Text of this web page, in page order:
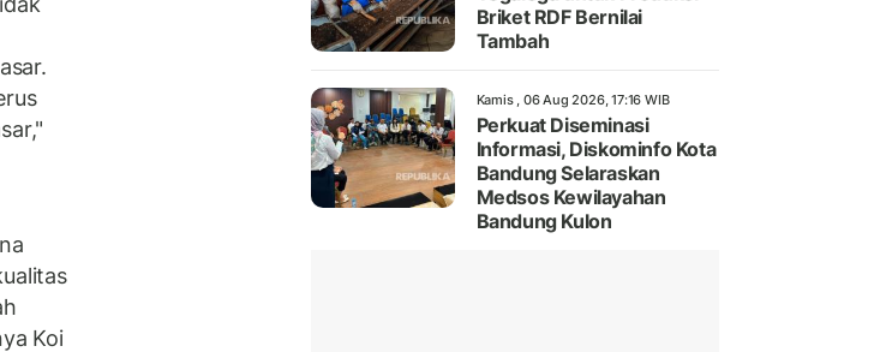
Koi
Briket RDF Bernilai
Tambah
Kamis , 06 Aug 2026, 17:16 WIB
Perkuat Diseminasi
Informasi, Diskominfo Kota
Bandung Selaraskan
Medsos Kewilayahan
Bandung Kulon